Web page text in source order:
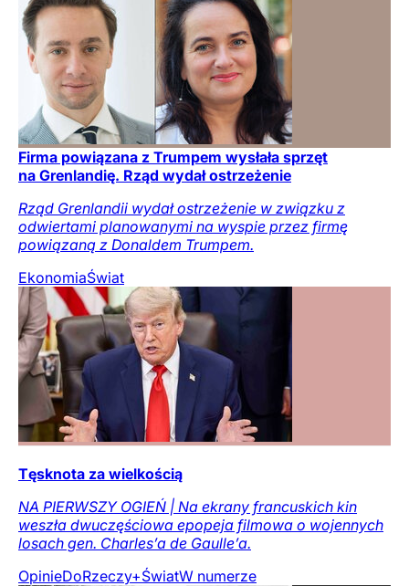
Firma powiązana z Trumpem wysłała sprzęt
na Grenlandię. Rząd wydał ostrzeżenie
Rząd Grenlandii wydał ostrzeżenie w związku z
odwiertami planowanymi na wyspie przez firmę
powiązaną z Donaldem Trumpem.
EkonomiaŚwiat
Tęsknota za wielkością
NA PIERWSZY OGIEŃ | Na ekrany francuskich kin
weszła dwuczęściowa epopeja filmowa o wojennych
losach gen. Charles’a de Gaulle’a.
OpinieDoRzeczy+ŚwiatW numerze